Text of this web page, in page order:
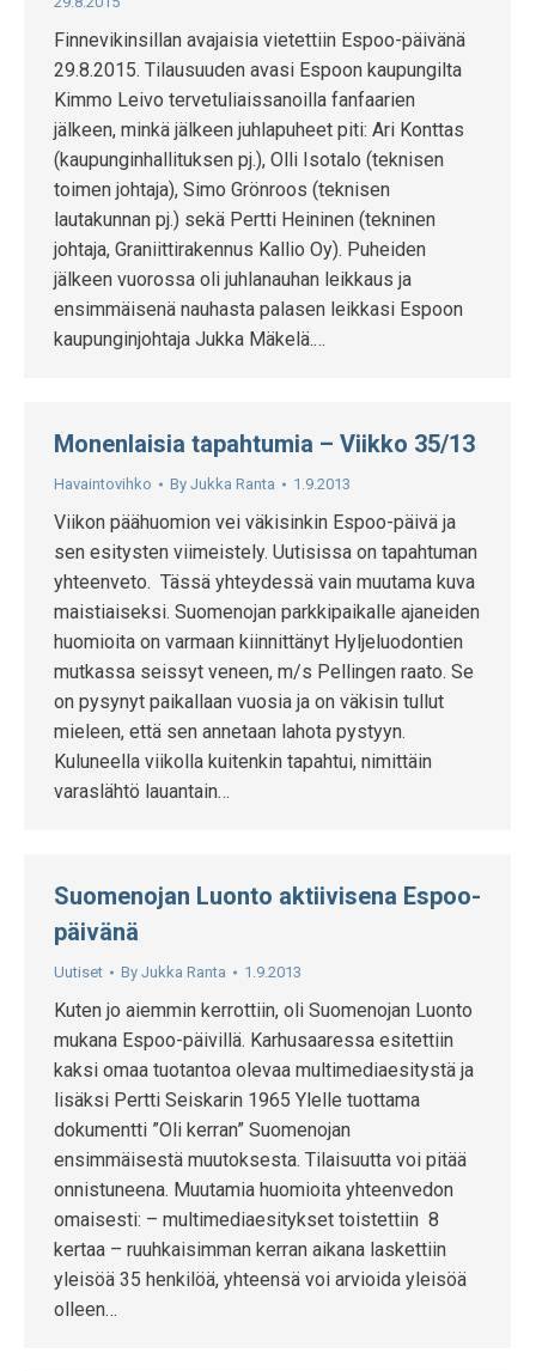
Finnevikinsillan avajaisia vietettiin Espoo-päivänä
29.8.2015. Tilausuuden avasi Espoon kaupungilta
Kimmo Leivo tervetuliaissanoilla fanfaarien
jälkeen, minkä jälkeen juhlapuheet piti: Ari Konttas
(kaupunginhallituksen pj.), Olli Isotalo (teknisen
toimen johtaja), Simo Grönroos (teknisen
lautakunnan pj.) sekä Pertti Heininen (tekninen
johtaja, Graniittirakennus Kallio Oy). Puheiden
jälkeen vuorossa oli juhlanauhan leikkaus ja
ensimmäisenä nauhasta palasen leikkasi Espoon
kaupunginjohtaja Jukka Mäkelä.…
Monenlaisia tapahtumia – Viikko 35/13
Havaintovihko By Jukka Ranta 1.9.2013
Viikon päähuomion vei väkisinkin Espoo-päivä ja
sen esitysten viimeistely. Uutisissa on tapahtuman
yhteenveto. Tässä yhteydessä vain muutama kuva
maistiaiseksi. Suomenojan parkkipaikalle ajaneiden
huomioita on varmaan kiinnittänyt Hyljeluodontien
mutkassa seissyt veneen, m/s Pellingen raato. Se
on pysynyt paikallaan vuosia ja on väkisin tullut
mieleen, että sen annetaan lahota pystyyn.
Kuluneella viikolla kuitenkin tapahtui, nimittäin
varaslähtö lauantain…
Suomenojan Luonto aktiivisena Espoo-
päivänä
Uutiset By Jukka Ranta 1.9.2013
Kuten jo aiemmin kerrottiin, oli Suomenojan Luonto
mukana Espoo-päivillä. Karhusaaressa esitettiin
kaksi omaa tuotantoa olevaa multimediaesitystä ja
lisäksi Pertti Seiskarin 1965 Ylelle tuottama
dokumentti ”Oli kerran” Suomenojan
ensimmäisestä muutoksesta. Tilaisuutta voi pitää
onnistuneena. Muutamia huomioita yhteenvedon
omaisesti: – multimediaesitykset toistettiin 8
kertaa – ruuhkaisimman kerran aikana laskettiin
yleisöä 35 henkilöä, yhteensä voi arvioida yleisöä
olleen…